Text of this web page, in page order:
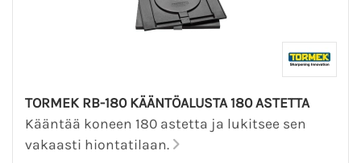
TORMEK RB-180 KÄÄNTÖALUSTA 180 ASTETTA
Kääntää koneen 180 astetta ja lukitsee sen
vakaasti hiontatilaan.